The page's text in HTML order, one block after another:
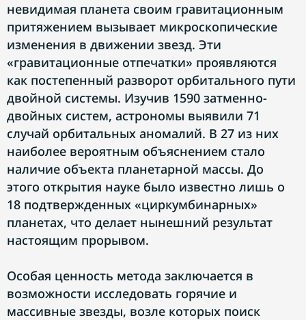
невидимая планета своим гравитационным
притяжением вызывает микроскопические
изменения в движении звезд. Эти
«гравитационные отпечатки» проявляются
как постепенный разворот орбитального пути
двойной системы. Изучив 1590 затменно-
двойных систем, астрономы выявили 71
случай орбитальных аномалий. В 27 из них
наиболее вероятным объяснением стало
наличие объекта планетарной массы. До
этого открытия науке было известно лишь о
18 подтвержденных «циркумбинарных»
планетах, что делает нынешний результат
настоящим прорывом.
Особая ценность метода заключается в
возможности исследовать горячие и
массивные звезды, возле которых поиск